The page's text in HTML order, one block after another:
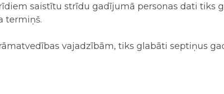
saistītu strīdu gadījumā personas dati tiks
termiņš.
vajadzībām, tiks glabāti septiņus